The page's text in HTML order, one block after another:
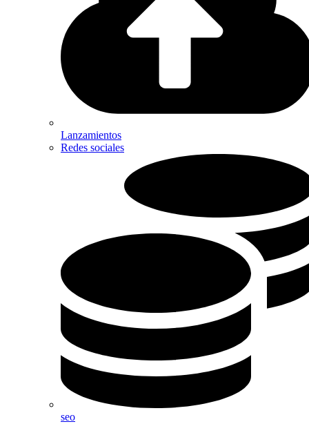
Lanzamientos
Redes sociales
seo